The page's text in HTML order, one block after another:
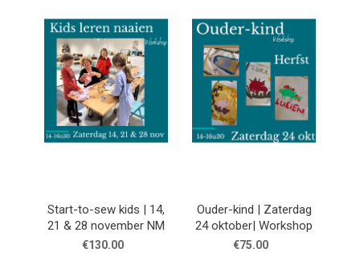
Start-to-sew kids | 14,
21 & 28 november NM
€130.00
Ouder-kind | Zaterdag
24 oktober| Workshop
€75.00